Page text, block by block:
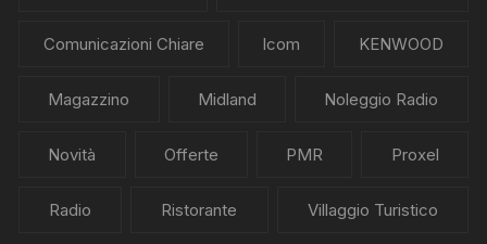
Comunicazioni Chiare Icom KENWOOD
Magazzino Midland Noleggio Radio
Novità Offerte PMR Proxel
Radio Ristorante Villaggio Turistico